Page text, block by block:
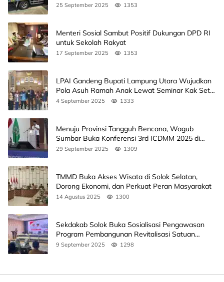
25 September 2025 1353
Menteri Sosial Sambut Positif Dukungan DPD RI
untuk Sekolah Rakyat
17 September 2025 1353
LPAI Gandeng Bupati Lampung Utara Wujudkan
Pola Asuh Ramah Anak Lewat Seminar Kak Seto,
Ini Jadwalnya
4 September 2025 1333
Menuju Provinsi Tangguh Bencana, Wagub
Sumbar Buka Konferensi 3rd ICDMM 2025 di
Unand
29 September 2025 1309
TMMD Buka Akses Wisata di Solok Selatan,
Dorong Ekonomi, dan Perkuat Peran Masyarakat
14 Agustus 2025 1300
Sekdakab Solok Buka Sosialisasi Pengawasan
Program Pembangunan Revitalisasi Satuan
Pendidikan
9 September 2025 1298